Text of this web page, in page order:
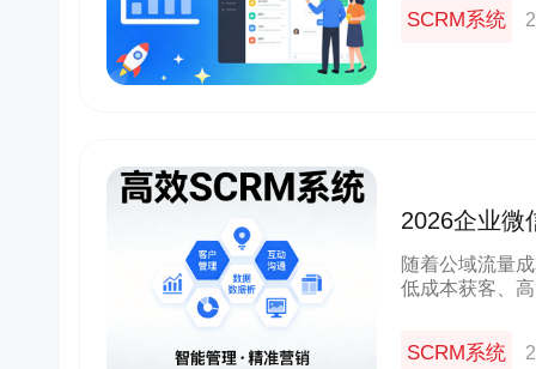
SCRM系统
2026企业微
SCRM 领跑
随着公域流量
低成本获客、
SCRM系统